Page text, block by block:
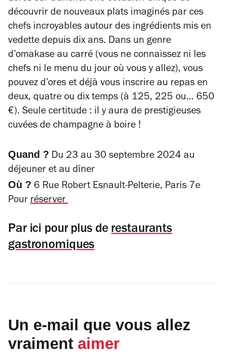
découvrir de nouveaux plats imaginés par ces
chefs incroyables autour des ingrédients mis en
vedette depuis dix ans. Dans un genre
d’omakase au carré (vous ne connaissez ni les
chefs ni le menu du jour où vous y allez), vous
pouvez d’ores et déjà vous inscrire au repas en
deux, quatre ou dix temps (à 125, 225 ou… 650
€). Seule certitude : il y aura de prestigieuses
cuvées de champagne à boire !
Quand ? Du 23 au 30 septembre 2024 au
déjeuner et au dîner
Où ? 6 Rue Robert Esnault-Pelterie, Paris 7e
Pour réserver
Par ici pour plus derestaurants
gastronomiques
Un e-mail que vous allez
vraiment aimer